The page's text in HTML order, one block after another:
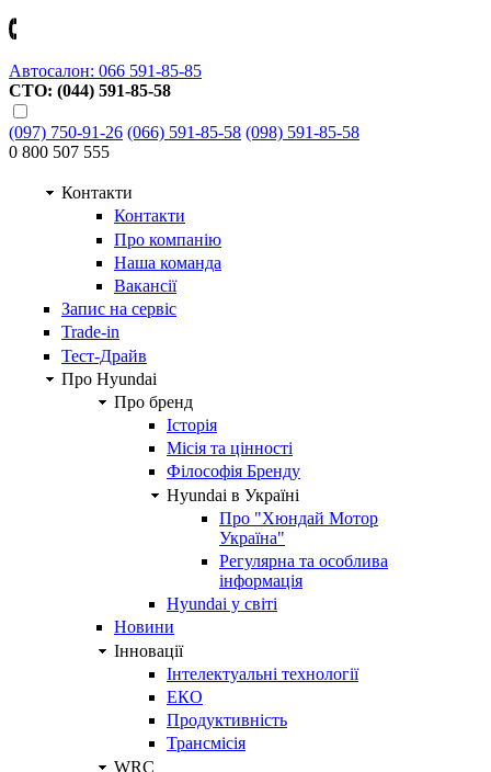
Автосалон: 066 591-85-85
СТО: (044) 591-85-58
(097) 750-91-26 (066) 591-85-58 (098) 591-85-58
0 800 507 555
Контакти
Контакти
Про компанію
Наша команда
Вакансії
Запис на сервіс
Trade-in
Тест-Драйв
Про Hyundai
Про бренд
Історія
Місія та цінності
Філософія Бренду
Hyundai в Україні
Про "Хюндай Мотор
Україна"
Регулярна та особлива
інформація
Hyundai у світі
Новини
Інновації
Інтелектуальні технології
ЕКО
Продуктивність
Трансмісія
WRC